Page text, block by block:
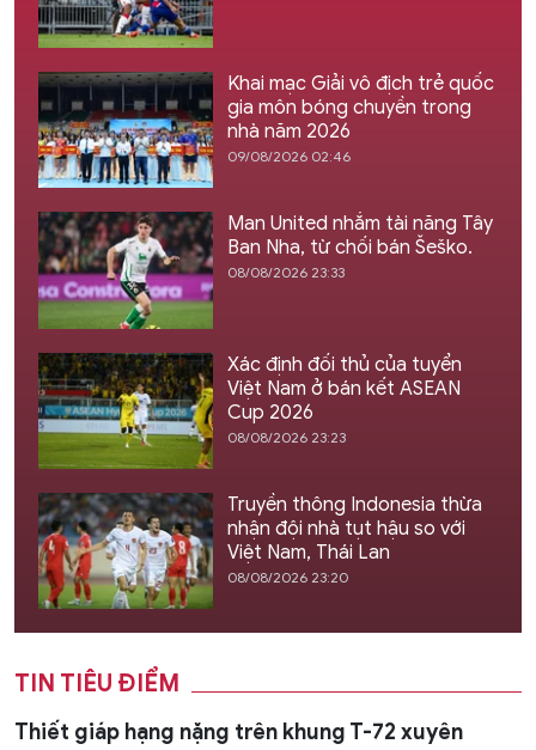
Khai mạc Giải vô địch trẻ quốc
gia môn bóng chuyền trong
nhà năm 2026
09/08/2026 02:46
Man United nhắm tài năng Tây
Ban Nha, từ chối bán Šeško.
08/08/2026 23:33
Xác định đối thủ của tuyển
Việt Nam ở bán kết ASEAN
Cup 2026
08/08/2026 23:23
Truyền thông Indonesia thừa
nhận đội nhà tụt hậu so với
Việt Nam, Thái Lan
08/08/2026 23:20
TIN TIÊU ĐIỂM
Thiết giáp hạng nặng trên khung T-72 xuyên